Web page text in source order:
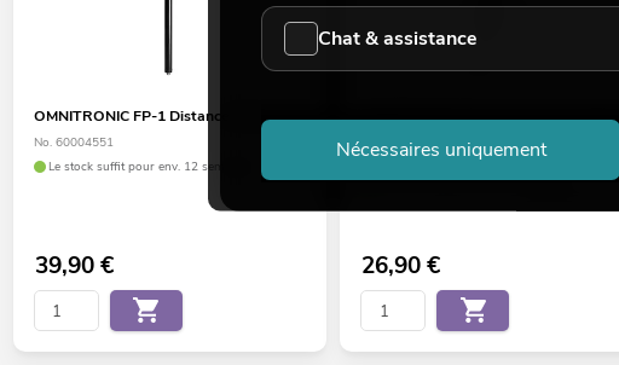
OMNITRONIC FP-1 Distance Tube
No. 60004551
Le stock suffit pour env. 12 semaines.
39,90€
OMNITRONIC Pied d'enceinte système
26,90€
Chat & assistance
Nécessaires uniquement